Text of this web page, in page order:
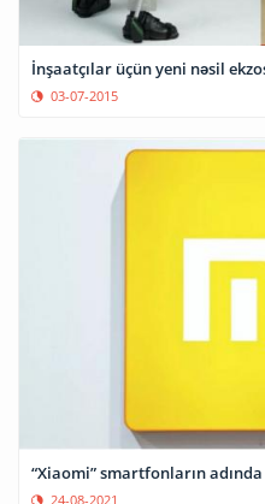
İnşaatçılar üçün yeni nəsil
03-07-2015
“Xiaomi” smartfonların
24-08-2021